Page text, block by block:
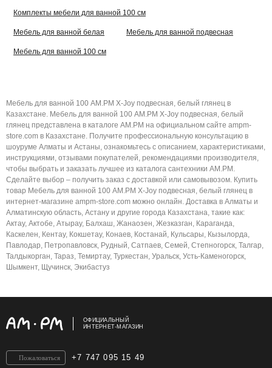
Комплекты мебели для ванной 100 см
Мебель для ванной белая Мебель для ванной подвесная
Мебель для ванной 100 см
Мебель для ванной 100 AM.PM X-Joy подвесная, белый глянец в
Казахстане. Мебель для ванной 100 AM.PM X-Joy подвесная, белый
глянец представлена в каталоге AM.PM на официальном сайте ampm-
store.com в Казахстане. Получите профессиональную консультацию в
шоуруме Алматы и Астаны, ознакомьтесь с описанием, характеристиками,
инструкциями, отзывами покупателей, рекомендациями производителя,
чтобы выбрать и заказать лучшее из каталога сантехники AM.PM.
Сделайте выбор – получить заказ с доставкой или самовывозом. Купить
товар Мебель для ванной 100 AM.PM X-Joy подвесная, белый глянец в
интернет-магазине ampm-store.com можно онлайн. Доставка в Алматы и
Алматинскую область, Астану и другие города Казахстана, такие как:
Актау, Актобе, Атырау, Балхаш, Жанаозен, Жезказган, Караганда,
Каскелен, Кентау, Кокшетау, Конаев, Костанай, Кульсары, Кызылорда,
Павлодар, Петропавловск, Рудный, Сатпаев, Семей, Степногорск, Талгар,
Талдыкорган, Тараз, Темиртау, Туркестан, Уральск, Усть-Каменогорск,
Шымкент, Щучинск, Экибастуз
ОФИЦИАЛЬНЫЙ
ИНТЕРНЕТ-МАГАЗИН
+7 747 095 15 49
Пожаловаться